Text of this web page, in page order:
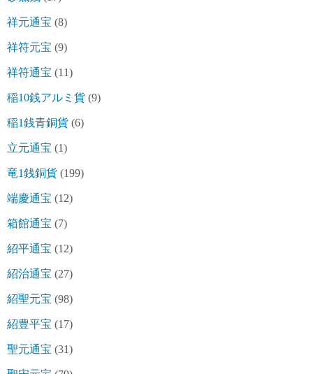
祥元通宝 (8)
祥符元宝 (9)
祥符通宝 (11)
稲10銭アルミ貨 (9)
稲1銭青銅貨 (6)
立元通宝 (1)
竜1銭銅貨 (199)
端慶通宝 (12)
箱館通宝 (7)
紹平通宝 (12)
紹治通宝 (27)
紹聖元宝 (98)
紹豊平宝 (17)
聖元通宝 (31)